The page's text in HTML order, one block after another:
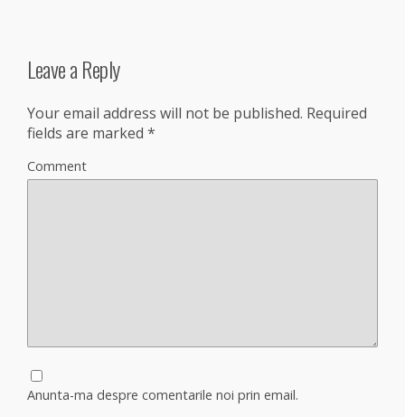
Leave a Reply
Your email address will not be published. Required
fields are marked *
Comment
Anunta-ma despre comentarile noi prin email.